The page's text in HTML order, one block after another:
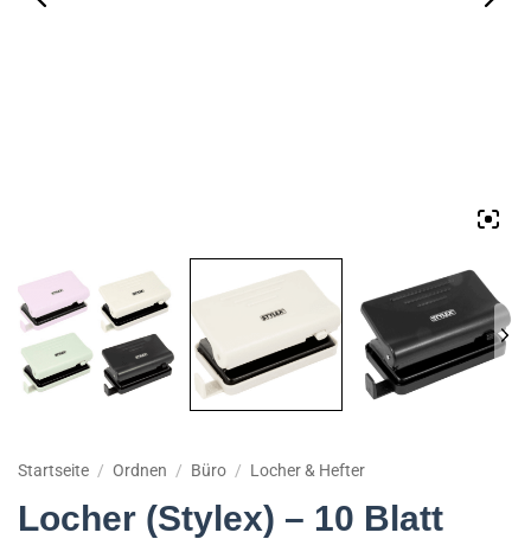
Startseite / Ordnen / Büro / Locher & Hefter
Locher (Stylex) – 10 Blatt